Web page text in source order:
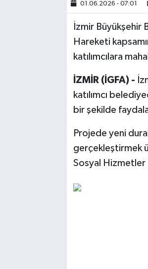
01.06.2026 - 07:01
İzmir Büyükşehir
Hareketi
katılımcılara
İZMİR (İGFA) -
katılımcı
bir şekilde
Projede yeni
gerçekleştirmek
Sosyal Hizmetler